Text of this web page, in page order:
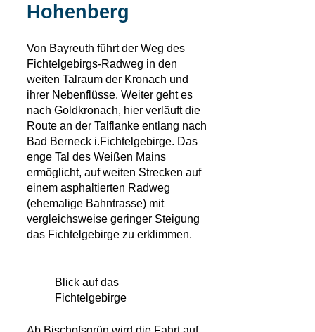
Hohenberg
Von Bayreuth führt der Weg des
Fichtelgebirgs-Radweg in den
weiten Talraum der Kronach und
ihrer Nebenflüsse. Weiter geht es
nach Goldkronach, hier verläuft die
Route an der Talflanke entlang nach
Bad Berneck i.Fichtelgebirge. Das
enge Tal des Weißen Mains
ermöglicht, auf weiten Strecken auf
einem asphaltierten Radweg
(ehemalige Bahntrasse) mit
vergleichsweise geringer Steigung
das Fichtelgebirge zu erklimmen.
Blick auf das
Fichtelgebirge